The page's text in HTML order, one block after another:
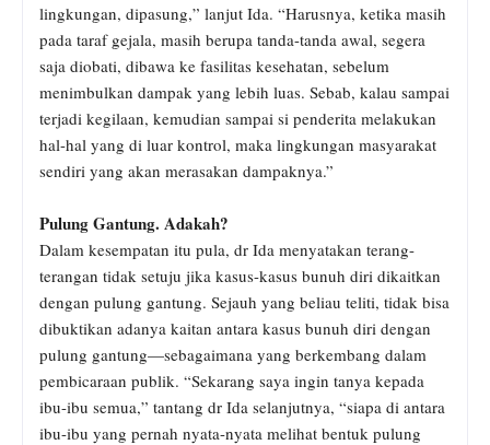
lingkungan, dipasung,” lanjut Ida. “Harusnya, ketika masih
pada taraf gejala, masih berupa tanda-tanda awal, segera
saja diobati, dibawa ke fasilitas kesehatan, sebelum
menimbulkan dampak yang lebih luas. Sebab, kalau sampai
terjadi kegilaan, kemudian sampai si penderita melakukan
hal-hal yang di luar kontrol, maka lingkungan masyarakat
sendiri yang akan merasakan dampaknya.”
Pulung Gantung. Adakah?
Dalam kesempatan itu pula, dr Ida menyatakan terang-
terangan tidak setuju jika kasus-kasus bunuh diri dikaitkan
dengan pulung gantung. Sejauh yang beliau teliti, tidak bisa
dibuktikan adanya kaitan antara kasus bunuh diri dengan
pulung gantung—sebagaimana yang berkembang dalam
pembicaraan publik. “Sekarang saya ingin tanya kepada
ibu-ibu semua,” tantang dr Ida selanjutnya, “siapa di antara
ibu-ibu yang pernah nyata-nyata melihat bentuk pulung